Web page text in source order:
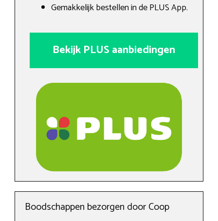
Gemakkelijk bestellen in de PLUS App.
Bekijk PLUS aanbiedingen
Boodschappen bezorgen door Coop